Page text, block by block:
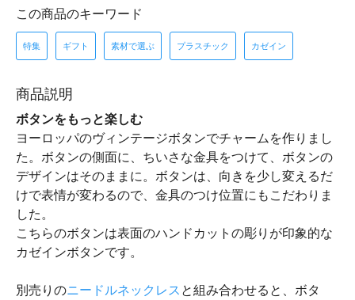
この商品のキーワード
特集 ギフト 素材で選ぶ プラスチック カゼイン
商品説明
ボタンをもっと楽しむ
ヨーロッパのヴィンテージボタンでチャームを作りまし
た。ボタンの側面に、ちいさな金具をつけて、ボタンの
デザインはそのままに。ボタンは、向きを少し変えるだ
けで表情が変わるので、金具のつけ位置にもこだわりま
した。
こちらのボタンは表面のハンドカットの彫りが印象的な
カゼインボタンです。
別売りのニードルネックレス と組み合わせると、ボタ